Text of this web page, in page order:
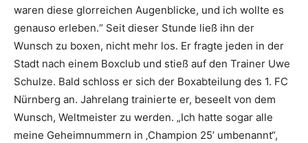
waren diese glorreichen Augenblicke, und ich wollte es
genauso erleben.“ Seit dieser Stunde ließ ihn der
Wunsch zu boxen, nicht mehr los. Er fragte jeden in der
Stadt nach einem Boxclub und stieß auf den Trainer Uwe
Schulze. Bald schloss er sich der Boxabteilung des 1. FC
Nürnberg an. Jahrelang trainierte er, beseelt von dem
Wunsch, Weltmeister zu werden. „Ich hatte sogar alle
meine Geheimnummern in ‚Champion 25’ umbenannt“,